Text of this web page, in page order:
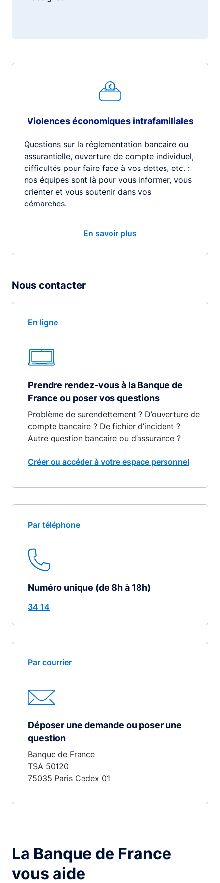
Violences économiques intrafamiliales
Questions sur la réglementation bancaire ou
assurantielle, ouverture de compte individuel,
difficultés pour faire face à vos dettes, etc. :
nos équipes sont là pour vous informer, vous
orienter et vous soutenir dans vos
démarches.
En savoir plus
Nous contacter
En ligne
Prendre rendez-vous à la Banque de
France ou poser vos questions
Problème de surendettement ? D’ouverture de
compte bancaire ? De fichier d’incident ?
Autre question bancaire ou d’assurance ?
Créer ou accéder à votre espace personnel
Par téléphone
Numéro unique (de 8h à 18h)
34 14
Par courrier
Déposer une demande ou poser une
question
Banque de France
TSA 50120
75035 Paris Cedex 01
La Banque de France
vous aide